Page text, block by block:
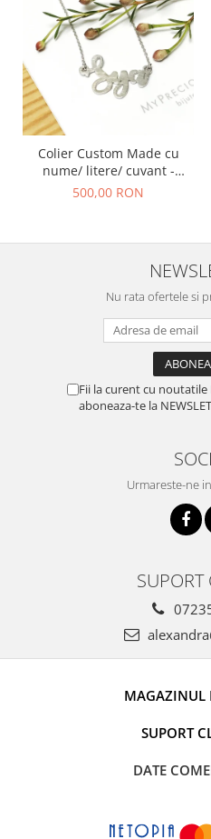
Colier Custom Made cu
nume/ litere/ cuvant -
argint 925
500,00 RON
Nu rata ofertele si
Fii la curent cu
aboneaza-te la
Urmareste-ne
SUPORT
MAGAZINUL
SUPORT
DATE